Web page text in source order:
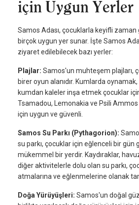
için Uygun Yerler
Samos Adası, çocuklarla keyifli
birçok uygun yer sunar. İşte Samos
ziyaret edilebilecek bazı yerler:
Plajlar: Samos'un muhteşem plajları,
birer oyun alanıdır. Kumlarda
kumdan kaleler inşa etmek çocuklar
Tsamadou, Lemonakia ve Psili
için uygun ve güvenli.
Samos Su Parkı (Pythagorion):
su parkı, çocuklar için eğlenceli bir gün
mükemmel bir yerdir. Kaydıraklar,
diğer aktivitelerle dolu olan su parkı,
atmalarına ve eğlenmelerine olanak
Doğa Yürüyüşleri: Samos'un doğal